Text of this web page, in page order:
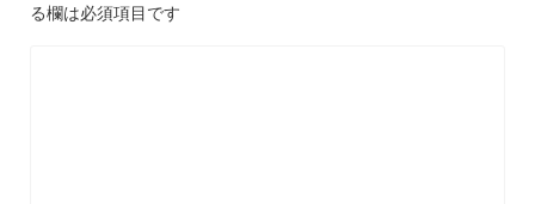
る欄は必須項目です